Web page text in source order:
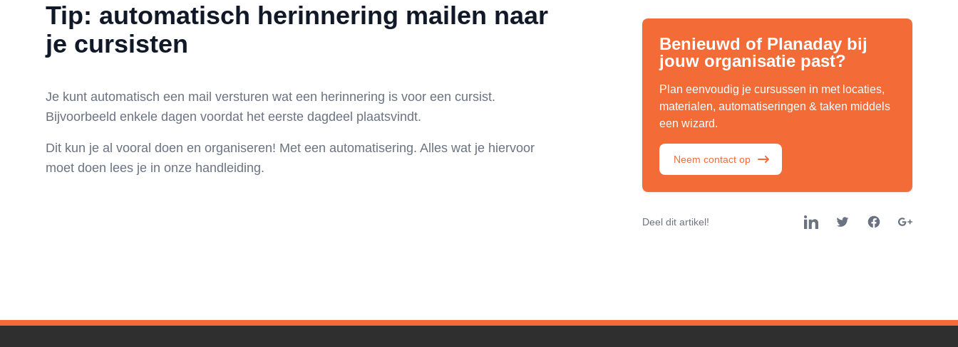
Tip: automatisch herinnering mailen naar
je cursisten
Je kunt automatisch een mail versturen wat een herinnering is voor een cursist.
Bijvoorbeeld enkele dagen voordat het eerste dagdeel plaatsvindt.
Dit kun je al vooral doen en organiseren! Met een automatisering. Alles wat je hiervoor
moet doen lees je in onze handleiding.
Benieuwd of Planaday bij
jouw organisatie past?
Plan eenvoudig je cursussen in met locaties,
materialen, automatiseringen & taken middels
een wizard.
Neem contact op
Deel dit artikel!